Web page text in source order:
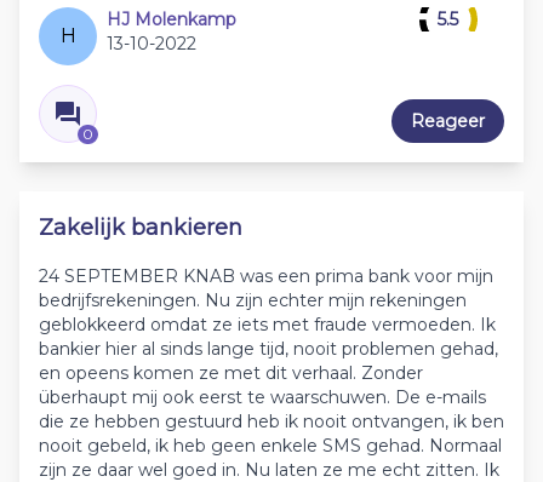
H
HJ Molenkamp
13-10-2022
0
5.5
Reageer
Zakelijk bankieren
24 SEPTEMBER KNAB was een prima bank voor mijn
bedrijfsrekeningen. Nu zijn echter mijn rekeningen
geblokkeerd omdat ze iets met fraude vermoeden. Ik
bankier hier al sinds lange tijd, nooit problemen gehad,
en opeens komen ze met dit verhaal. Zonder
überhaupt mij ook eerst te waarschuwen. De e-mails
die ze hebben gestuurd heb ik nooit ontvangen, ik ben
nooit gebeld, ik heb geen enkele SMS gehad. Normaal
zijn ze daar wel goed in. Nu laten ze me echt zitten. Ik